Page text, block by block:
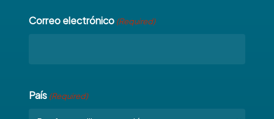
Correo electrónico (Required)
País (Required)